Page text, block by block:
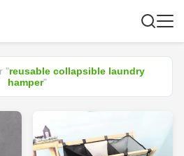
"reusable collapsible laundry
hamper"